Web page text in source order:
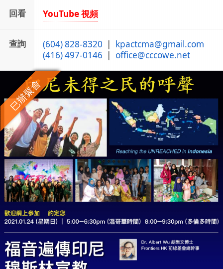
回看 YouTube 視頻
查詢 (604) 828-8320 | kpactcma@gmail.com
(416) 497-0146 | office@cccowe.net